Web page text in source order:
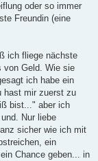
oder so immer
Freundin (eine
ich fliege nächste
von Geld. Wie sie
ich habe ein
hast mir zuerst zu
bist..." aber ich
Nur liebe
sicher wie ich mit
ein
Chance geben... in